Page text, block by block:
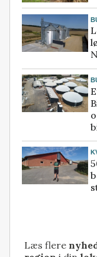
Læs flere